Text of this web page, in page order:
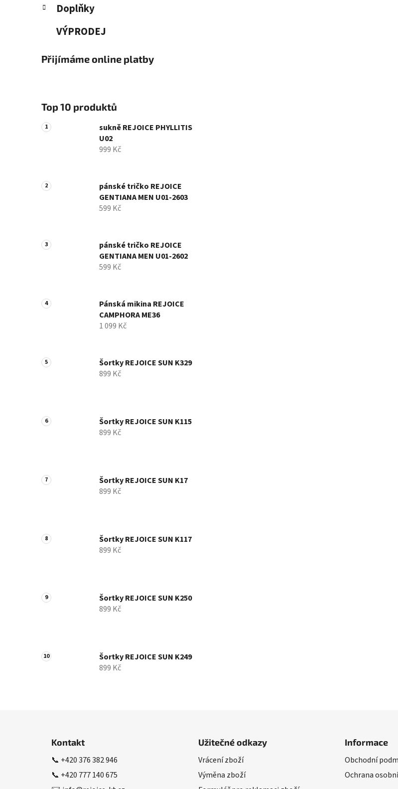
Doplňky
VÝPRODEJ
Přijímáme online platby
Top 10 produktů
sukně REJOICE PHYLLITIS
U02
999 Kč
pánské tričko REJOICE
GENTIANA MEN U01-2603
599 Kč
pánské tričko REJOICE
GENTIANA MEN U01-2602
599 Kč
Pánská mikina REJOICE
CAMPHORA ME36
1 099 Kč
Šortky REJOICE SUN K329
899 Kč
Šortky REJOICE SUN K115
899 Kč
Šortky REJOICE SUN K17
899 Kč
Šortky REJOICE SUN K117
899 Kč
Šortky REJOICE SUN K250
899 Kč
Šortky REJOICE SUN K249
899 Kč
Kontakt
📞 +420 376 382 946
📞 +420 777 140 675
Užitečné odkazy
Vrácení zboží
Výměna zboží
Informace
Obchodní
Ochrana